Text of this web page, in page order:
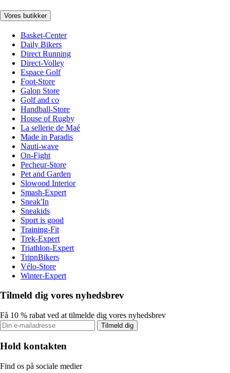
Vores butikker
Basket-Center
Daily Bikers
Direct Running
Direct-Volley
Espace Golf
Foot-Store
Galop Store
Golf and co
Handball-Store
House of Rugby
La sellerie de Maé
Made in Paradis
Nauti-wave
On-Fight
Pecheur-Store
Pet and Garden
Slowood Interior
Smash-Expert
Sneak'In
Sneakids
Sport is good
Training-Fit
Trek-Expert
Triathlon-Expert
TripnBikers
Vélo-Store
Winter-Expert
Tilmeld dig vores nyhedsbrev
Få 10 % rabat ved at tilmelde dig vores nyhedsbrev
Tilmeld dig
Hold kontakten
Find os på sociale medier